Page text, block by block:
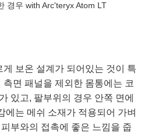
경우 with Arc'teryx Atom LT
보온 설계가 되어있는 것이 특
면 패널을 제외한 몸통에는 코
있고, 팔부위의 경우 안쪽 면에
에는 메쉬 소재가 적용되어 가벼
부와의 접촉에 좋은 느낌을 줍